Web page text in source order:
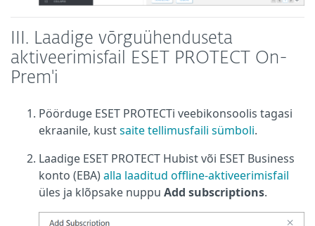
III. Laadige võrguühenduseta
aktiveerimisfail ESET PROTECT On-
Prem'i
Pöörduge ESET PROTECTi veebikonsoolis tagasi
ekraanile, kustsaite tellimusfaili sümboli.
Laadige ESET PROTECT Hubist või ESET Business
konto (EBA)alla laaditud offline-aktiveerimisfail
üles ja klõpsake nuppu Add subscriptions.